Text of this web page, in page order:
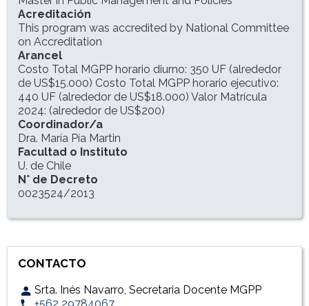
Acreditación
This program was accredited by National Committee
on Accreditation
Arancel
Costo Total MGPP horario diurno: 350 UF (alrededor
de US$15.000) Costo Total MGPP horario ejecutivo:
440 UF (alrededor de US$18.000) Valor Matrícula
2024: (alrededor de US$200)
Coordinador/a
Dra. María Pía Martin
Facultad o Instituto
U. de Chile
N° de Decreto
0023524/2013
CONTACTO
Srta. Inés Navarro, Secretaria Docente MGPP